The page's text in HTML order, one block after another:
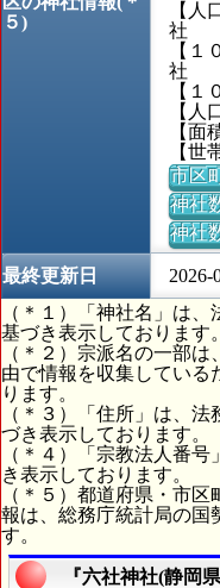
５)
【人
社
【１
社
【１
【人
【面
【世
市区
神社
神社
最終更新日
2026-
（＊１）「神社名」は
基づき表示しております。
（＊２）宗派名の一部
由で情報を収集している
ります。
（＊３）「住所」は、
づき表示しております。
（＊４）「宗教法人番
き表示しております。
（＊５）都道府県・市
報は、総務庁統計局の国
す。
『六社神社(静岡